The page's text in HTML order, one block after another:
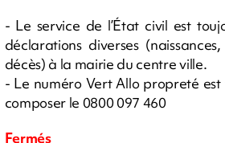
- Le service de l’État civil est
déclarations diverses
décès) à la mairie du centre ville.
- Le numéro Vert Allo propreté
composer le 0800 097 460
Fermés